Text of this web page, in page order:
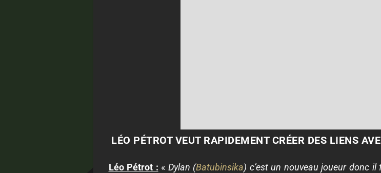
LÉO PÉTROT VEUT RAPIDEMENT CRÉER DES LIENS
Léo Pétrot : « Dylan (Batubinsika) c’est un nouveau joueur donc il